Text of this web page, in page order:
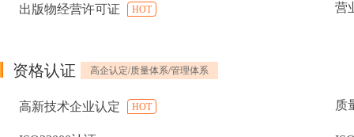
出版物经营许可证 HOT 营
资格认证 高企认定/质量体系/管理体系
高新技术企业认定 HOT 质